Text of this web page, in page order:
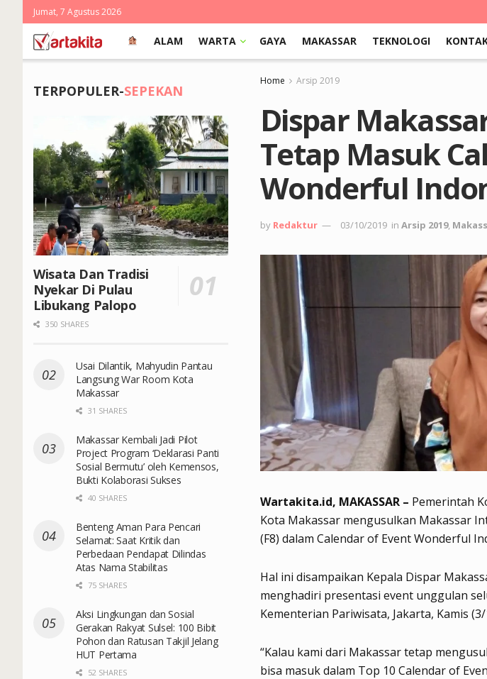
Jumat, 7 Agustus 2026
ALAM WARTA GAYA MAKASSAR TEKNOLOGI
Home Arsip 2019
Dispar
Tetap Masuk
Wonderful
by Redaktur 03/10/2019 in Arsip 2019,
Wartakita.id, MAKASSAR – Pemerintah
Kota Makassar mengusulkan Makassar
(F8) dalam Calendar of Event Wonderful
Hal ini disampaikan Kepala Dispar
menghadiri presentasi event unggulan
Kementerian Pariwisata, Jakarta, Kamis
“Kalau kami dari Makassar tetap
bisa masuk dalam Top 10 Calendar of
TERPOPULER-SEPEKAN
Wisata Dan Tradisi
Nyekar Di Pulau
Libukang Palopo
350 SHARES
Usai Dilantik, Mahyudin Pantau
Langsung War Room Kota
Makassar
31 SHARES
Makassar Kembali Jadi Pilot
Project Program ‘Deklarasi Panti
Sosial Bermutu’ oleh Kemensos,
Bukti Kolaborasi Sukses
40 SHARES
Benteng Aman Para Pencari
Selamat: Saat Kritik dan
Perbedaan Pendapat Dilindas
Atas Nama Stabilitas
75 SHARES
Aksi Lingkungan dan Sosial
Gerakan Rakyat Sulsel: 100 Bibit
Pohon dan Ratusan Takjil Jelang
HUT Pertama
52 SHARES